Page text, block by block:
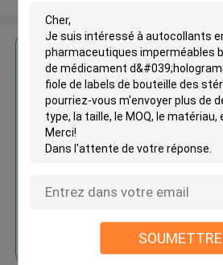
SOUMETTRE
Autocollants
d'hologramme
stéroïdes 15ml
Continuer